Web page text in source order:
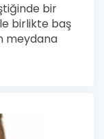
bir
birlikte baş
meydana